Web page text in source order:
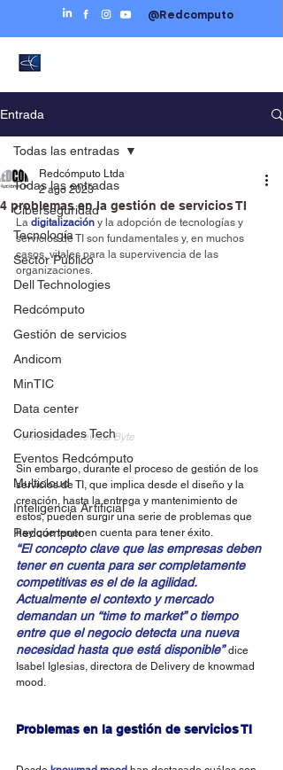
@Redcomputo
Entrada
Todas las entradas
Ciberseguridad
Tecnología
Sector Público
Dell Technologies
Redcómputo
Gestión de servicios
Andicom
MinTIC
Data center
Curiosidades Tech
Eventos Redcómputo
Multicloud
Inteligencia Artificial
Redcómputo
Todas las entradas
4 problemas en la gestión de servicios TI
Redcómputo Ltda
2 ago 2023
La digitalización y la adopción de tecnologías y
servicios de TI son fundamentales y, en muchos
casos, vitales para la supervivencia de las
organizaciones.
Tomada de: Revista Byte
Sin embargo, durante el proceso de gestión de los
servicios de TI, que implica desde el diseño y la
creación, hasta la entrega y mantenimiento de
estos, pueden surgir una serie de problemas que
hay que tener en cuenta para tener éxito.
“El concepto clave que las empresas deben
tener en cuenta para ser completamente
competitivas es el de la agilidad.
Actualmente el contexto y mercado
demandan un “time to market” o tiempo
entre que el negocio detecta una nueva
necesidad hasta que está disponible” dice
Isabel Iglesias, directora de Delivery de knowmad
mood.
Problemas en la gestión de servicios TI